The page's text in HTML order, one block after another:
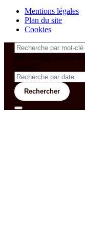
Mentions légales
Plan du site
Cookies
&& config('laravel-
'neves')
Rechercher